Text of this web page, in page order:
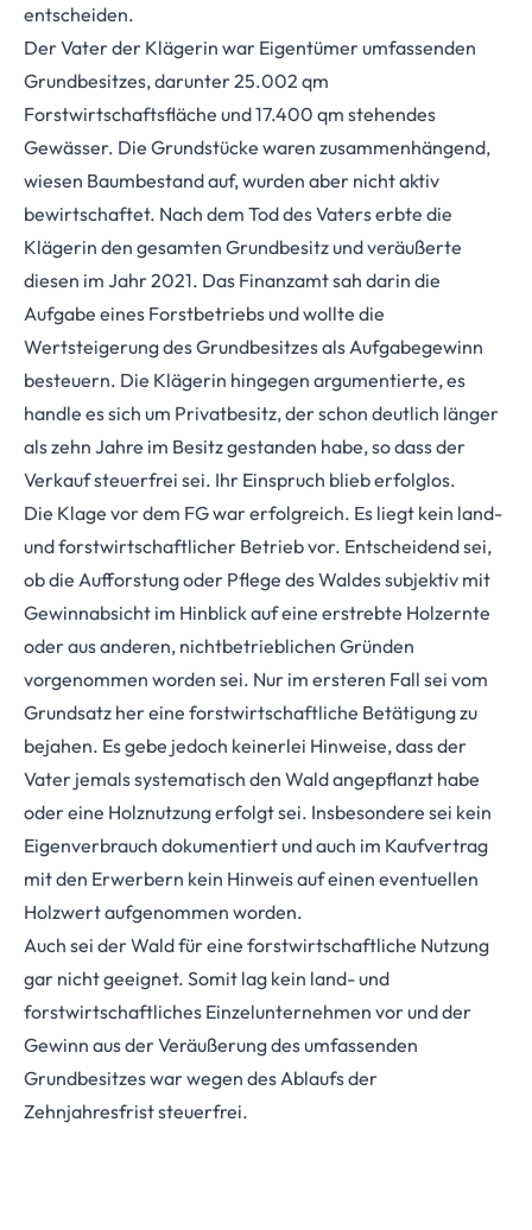
entscheiden.
Der Vater der Klägerin war Eigentümer umfassenden
Grundbesitzes, darunter 25.002 qm
Forstwirtschaftsfläche und 17.400 qm stehendes
Gewässer. Die Grundstücke waren zusammenhängend,
wiesen Baumbestand auf, wurden aber nicht aktiv
bewirtschaftet. Nach dem Tod des Vaters erbte die
Klägerin den gesamten Grundbesitz und veräußerte
diesen im Jahr 2021. Das Finanzamt sah darin die
Aufgabe eines Forstbetriebs und wollte die
Wertsteigerung des Grundbesitzes als Aufgabegewinn
besteuern. Die Klägerin hingegen argumentierte, es
handle es sich um Privatbesitz, der schon deutlich länger
als zehn Jahre im Besitz gestanden habe, so dass der
Verkauf steuerfrei sei. Ihr Einspruch blieb erfolglos.
Die Klage vor dem FG war erfolgreich. Es liegt kein land-
und forstwirtschaftlicher Betrieb vor. Entscheidend sei,
ob die Aufforstung oder Pflege des Waldes subjektiv mit
Gewinnabsicht im Hinblick auf eine erstrebte Holzernte
oder aus anderen, nichtbetrieblichen Gründen
vorgenommen worden sei. Nur im ersteren Fall sei vom
Grundsatz her eine forstwirtschaftliche Betätigung zu
bejahen. Es gebe jedoch keinerlei Hinweise, dass der
Vater jemals systematisch den Wald angepflanzt habe
oder eine Holznutzung erfolgt sei. Insbesondere sei kein
Eigenverbrauch dokumentiert und auch im Kaufvertrag
mit den Erwerbern kein Hinweis auf einen eventuellen
Holzwert aufgenommen worden.
Auch sei der Wald für eine forstwirtschaftliche Nutzung
gar nicht geeignet. Somit lag kein land- und
forstwirtschaftliches Einzelunternehmen vor und der
Gewinn aus der Veräußerung des umfassenden
Grundbesitzes war wegen des Ablaufs der
Zehnjahresfrist steuerfrei.